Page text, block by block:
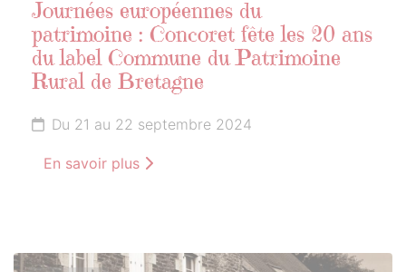
Journées européennes du
patrimoine : Concoret fête les 20 ans
du label Commune du Patrimoine
Rural de Bretagne
Du 21 au 22 septembre 2024
En savoir plus